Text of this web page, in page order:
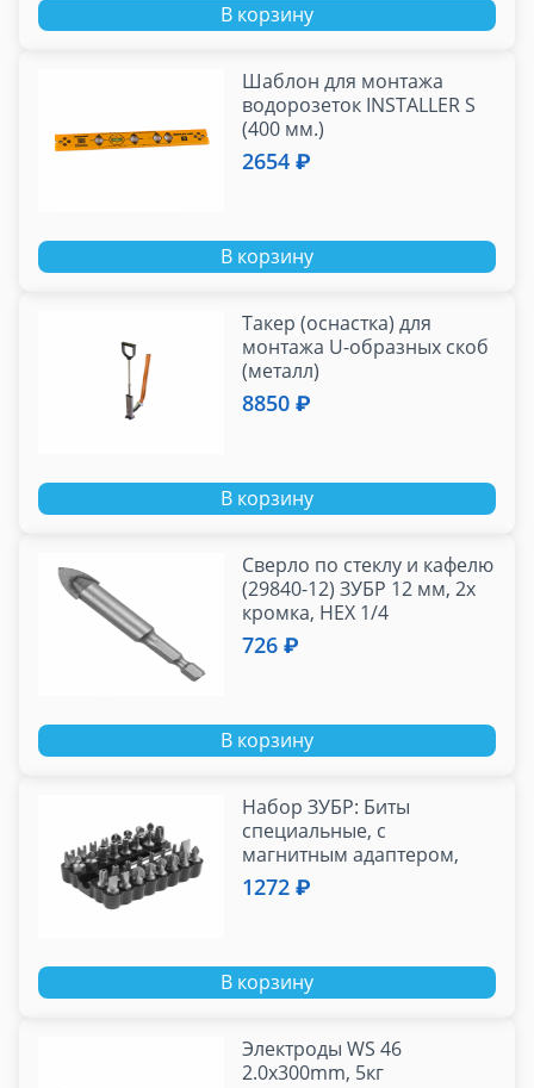
В корзину
Шаблон для монтажа
водорозеток INSTALLER S
(400 мм.)
2654 ₽
В корзину
Такер (оснастка) для
монтажа U-образных скоб
(металл)
8850 ₽
В корзину
Сверло по стеклу и кафелю
(29840-12) ЗУБР 12 мм, 2х
кромка, HEX 1/4
726 ₽
В корзину
Набор ЗУБР: Биты
специальные, с
магнитным адаптером,
хромованадиевая сталь
1272 ₽
В корзину
Электроды WS 46
2.0х300mm, 5кг